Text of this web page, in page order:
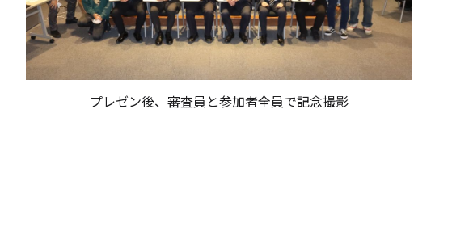
プレゼン後、審査員と参加者全員で記念撮影